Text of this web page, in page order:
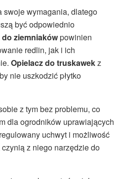
swoje wymagania, dlatego
być odpowiednio
do ziemniakówpowinien
redlin, jak i ich
Opielacz do truskawekz
nie uszkodzić płytko
z tym bez problemu, co
dla ogrodników uprawiających
uchwyt i możliwość
z niego narzędzie do